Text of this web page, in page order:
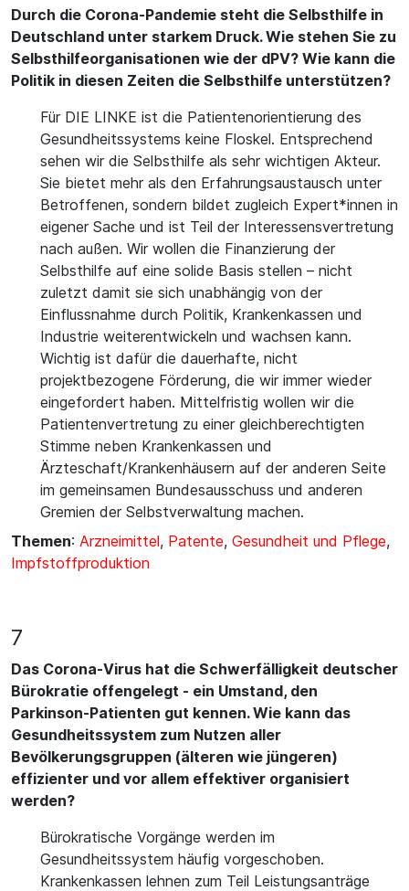
Durch die Corona-Pandemie steht die Selbsthilfe in
Deutschland unter starkem Druck. Wie stehen Sie zu
Selbsthilfeorganisationen wie der dPV? Wie kann die
Politik in diesen Zeiten die Selbsthilfe unterstützen?
Für DIE LINKE ist die Patientenorientierung des
Gesundheitssystems keine Floskel. Entsprechend
sehen wir die Selbsthilfe als sehr wichtigen Akteur.
Sie bietet mehr als den Erfahrungsaustausch unter
Betroffenen, sondern bildet zugleich Expert*innen in
eigener Sache und ist Teil der Interessensvertretung
nach außen. Wir wollen die Finanzierung der
Selbsthilfe auf eine solide Basis stellen – nicht
zuletzt damit sie sich unabhängig von der
Einflussnahme durch Politik, Krankenkassen und
Industrie weiterentwickeln und wachsen kann.
Wichtig ist dafür die dauerhafte, nicht
projektbezogene Förderung, die wir immer wieder
eingefordert haben. Mittelfristig wollen wir die
Patientenvertretung zu einer gleichberechtigten
Stimme neben Krankenkassen und
Ärzteschaft/Krankenhäusern auf der anderen Seite
im gemeinsamen Bundesausschuss und anderen
Gremien der Selbstverwaltung machen.
Themen: Arzneimittel, Patente, Gesundheit und Pflege,
Impfstoffproduktion
7
Das Corona-Virus hat die Schwerfälligkeit deutscher
Bürokratie offengelegt - ein Umstand, den
Parkinson-Patienten gut kennen. Wie kann das
Gesundheitssystem zum Nutzen aller
Bevölkerungsgruppen (älteren wie jüngeren)
effizienter und vor allem effektiver organisiert
werden?
Bürokratische Vorgänge werden im
Gesundheitssystem häufig vorgeschoben.
Krankenkassen lehnen zum Teil Leistungsanträge